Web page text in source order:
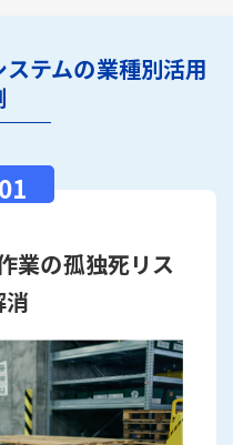
テムの業種別活用
業の孤独死リス
消